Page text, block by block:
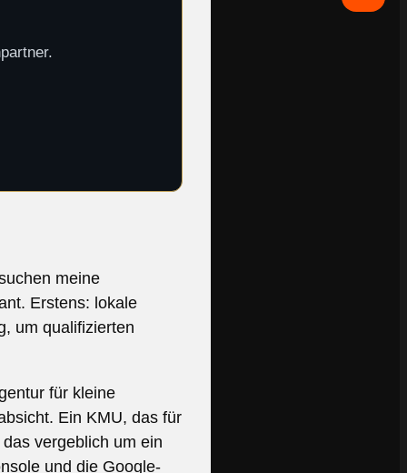
meine
Erstens: lokale
um qualifizierten
für kleine
Ein KMU, das für
vergeblich um ein
und die Google-